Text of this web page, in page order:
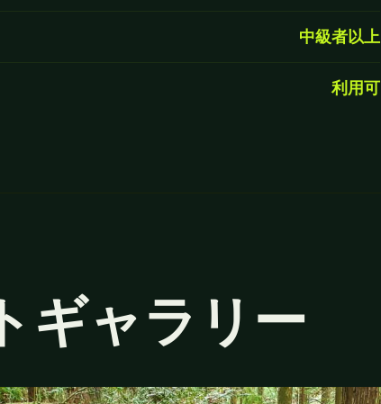
中級者以上
利用可
ギャラリー